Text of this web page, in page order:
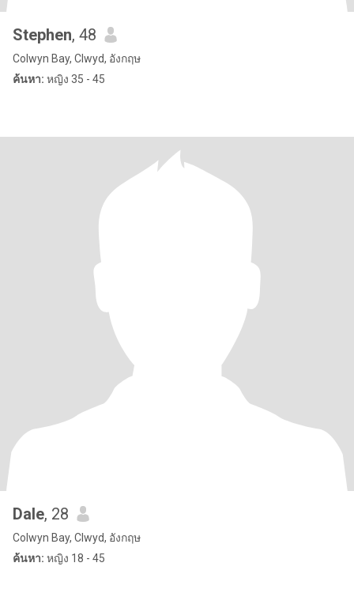
Stephen, 48
Colwyn Bay, Clwyd, อังกฤษ
ค้นหา: หญิง 35 - 45
Dale, 28
Colwyn Bay, Clwyd, อังกฤษ
ค้นหา: หญิง 18 - 45